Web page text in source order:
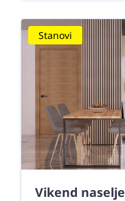
Stanovi
Vikend naselje